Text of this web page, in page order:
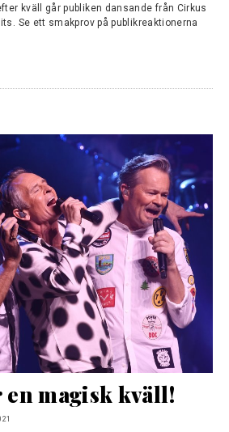
kväll går publiken dansande från Cirkus
Se ett smakprov på publikreaktionerna
en magisk kväll!